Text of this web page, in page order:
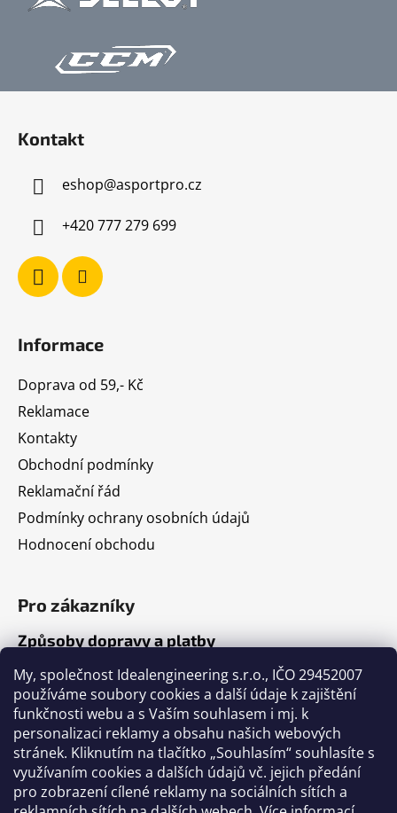
My, společnost Idealengineering s.r.o., IČO 29452007
používáme soubory cookies a další údaje k zajištění
funkčnosti webu a s Vaším souhlasem i mj. k
personalizaci reklamy a obsahu našich webových
stránek. Kliknutím na tlačítko „Souhlasím“ souhlasíte s
využívaním cookies a dalších údajů vč. jejich předání
pro zobrazení cílené reklamy na sociálních sítích a
Kontakt
eshop@asportpro.cz
+420 777 279 699
Informace
Doprava od 59,- Kč
Reklamace
Kontakty
Obchodní podmínky
Reklamační řád
Podmínky ochrany osobních údajů
Hodnocení obchodu
Pro zákazníky
Způsoby dopravy a platby
Jak nakupovat
Články
Výběr volejbalového míče
Výběr fotbalového míče